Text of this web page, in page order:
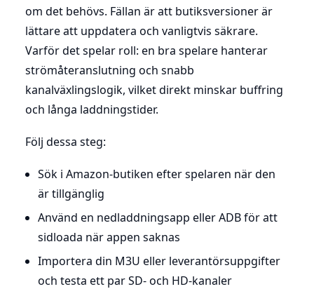
om det behövs. Fällan är att butiksversioner är
lättare att uppdatera och vanligtvis säkrare.
Varför det spelar roll: en bra spelare hanterar
strömåteranslutning och snabb
kanalväxlingslogik, vilket direkt minskar buffring
och långa laddningstider.
Följ dessa steg:
Sök i Amazon-butiken efter spelaren när den
är tillgänglig
Använd en nedladdningsapp eller ADB för att
sidloada när appen saknas
Importera din M3U eller leverantörsuppgifter
och testa ett par SD- och HD-kanaler